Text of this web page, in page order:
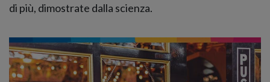
di più, dimostrate dalla scienza.